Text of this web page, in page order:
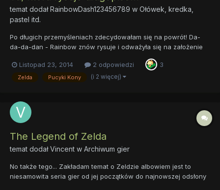
temat dodałRainbowDash123456789 w Ołówek, kredka,
pastel itd.
Po długich przemyśleniach zdecydowałam się na powrót! Da-
da-da-dan - Rainbow znów rysuje i odważyła się na założenie
. ... ... ... NIE UMIEM SIĘ OPISYWAĆ M'KEJ? Jako, że za często na
rysowanie nie mam czasu, będę wrzucać...
Listopad 23, 2014 2 odpowiedzi 3
Zelda Pucyki Kony (i 2 więcej)
The Legend of Zelda
temat dodałVincent w Archiwum gier
No także tego... Zakładam temat o Zeldzie albowiem jest to
niesamowita seria gier od jej początków do najnowszej odsłony